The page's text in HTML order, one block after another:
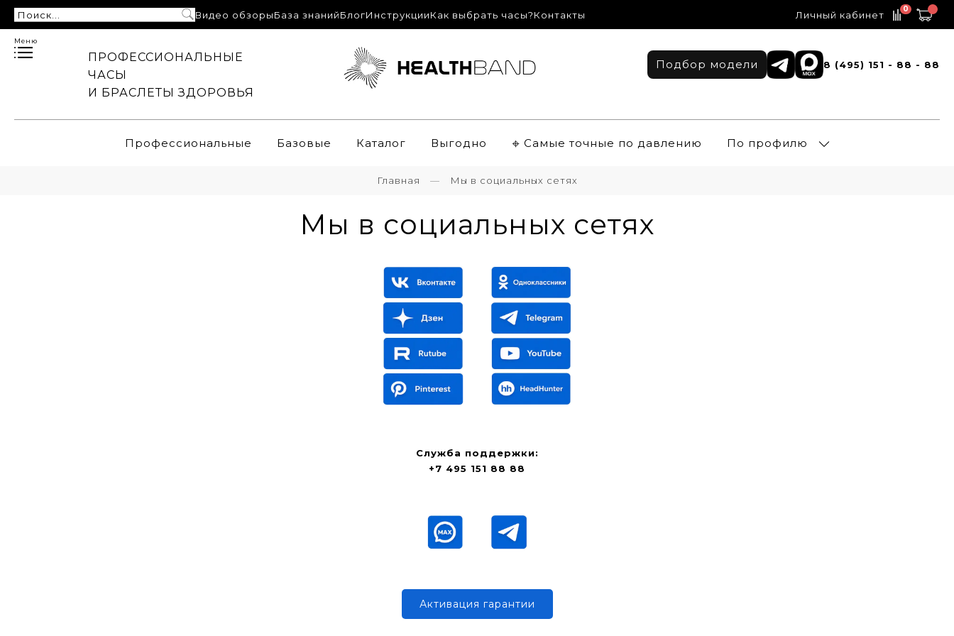
Видео обзорыБаза знанийБлогИнструкцииКак выбрать часы?Контакты Личный кабинет 0
Меню
ПРОФЕССИОНАЛЬНЫЕ
ЧАСЫ
И БРАСЛЕТЫ ЗДОРОВЬЯ
Подбор модели 8 (495) 151 - 88 - 88
Профессиональные Базовые Каталог Выгодно 𖦏 Самые точные по давлению По профилю
Главная Мы в социальных сетях
Мы в социальных сетях
Служба поддержки:
+7 495 151 88 88
Активация гарантии